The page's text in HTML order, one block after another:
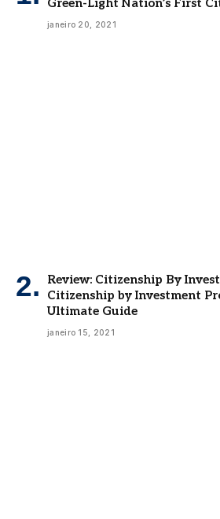
Green-Light Nation’s First
janeiro 20, 2021
Review: Citizenship By
Citizenship by Investment
Ultimate Guide
janeiro 15, 2021